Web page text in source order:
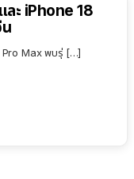
ะ iPhone 18
น
Pro Max พบรุ่ […]